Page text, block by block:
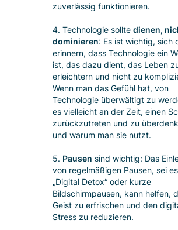
zuverlässig funktionieren.
4. Technologie sollte dienen,
dominieren: Es ist wichtig, sich
erinnern, dass Technologie ein
ist, das dazu dient, das Leben
erleichtern und nicht zu
Wenn man das Gefühl hat, von
Technologie überwältigt zu
es vielleicht an der Zeit, einen
zurückzutreten und zu
und warum man sie nutzt.
5. Pausen sind wichtig: Das
von regelmäßigen Pausen, sei
„Digital Detox“ oder kurze
Bildschirmpausen, kann helfen,
Geist zu erfrischen und den
Stress zu reduzieren.